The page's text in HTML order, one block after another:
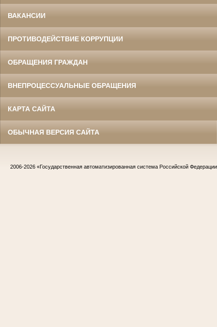
ВАКАНСИИ
ПРОТИВОДЕЙСТВИЕ КОРРУПЦИИ
ОБРАЩЕНИЯ ГРАЖДАН
ВНЕПРОЦЕССУАЛЬНЫЕ ОБРАЩЕНИЯ
КАРТА САЙТА
ОБЫЧНАЯ ВЕРСИЯ САЙТА
2006-2026 «Государственная автоматизированная система Российской